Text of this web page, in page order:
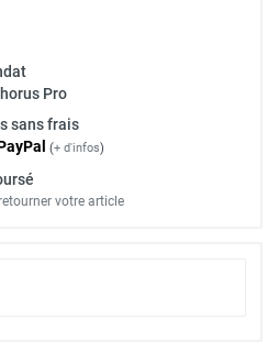
Pro
sans frais
Pal (+ d'infos)
votre article